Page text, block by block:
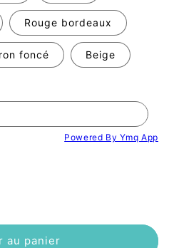
Rouge bordeaux
foncé Beige
Powered By Ymq App
au panier